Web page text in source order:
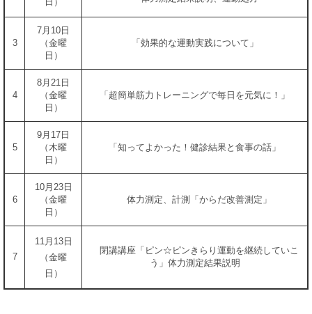
3
7月10日
（金曜
日）
「効果的な運動実践について」
4
8月21日
（金曜
日）
「超簡単筋力トレーニングで毎日を元気に！」
5
9月17日
（木曜
日）
「知ってよかった！健診結果と食事の話」
6
10月23日
（金曜
日）
体力測定、計測「からだ改善測定」
7
11月13日
（金曜
日）
閉講講座「ピン☆ピンきらり運動を継続していこ
う」体力測定結果説明